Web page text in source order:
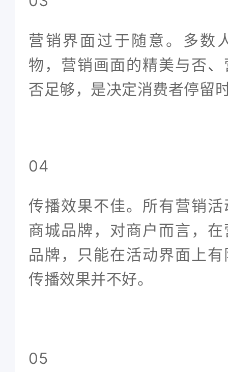
营销界面过于随意。多数
物，营销画面的精美与否
否足够，是决定消费者停留
04
传播效果不佳。所有营销
商城品牌，对商户而言，
品牌，只能在活动界面上
传播效果并不好。
05